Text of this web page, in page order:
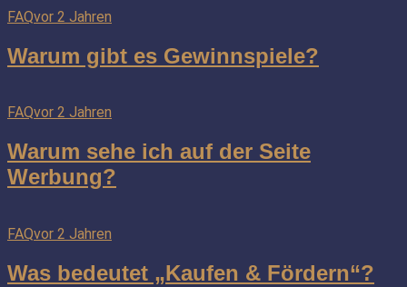
FAQvor 2 Jahren
Warum gibt es Gewinnspiele?
FAQvor 2 Jahren
Warum sehe ich auf der Seite
Werbung?
FAQvor 2 Jahren
Was bedeutet „Kaufen & Fördern“?